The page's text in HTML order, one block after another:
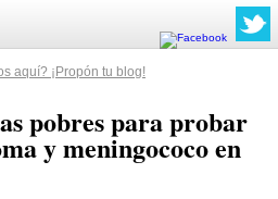
aquí? ¡Propón tu blog!
pobres para probar
y meningococo en